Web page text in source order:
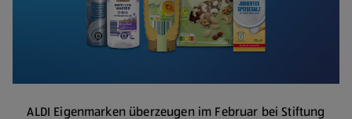
ALDI Eigenmarken überzeugen im Februar bei Stiftung